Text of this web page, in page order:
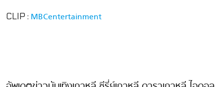
CLIP : MBCentertainment